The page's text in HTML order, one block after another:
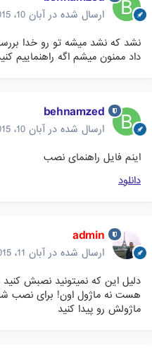
ارسال شده در آبان 10، 2015
نشد که نشد میشه تو رو خدا
داد ممنون میشم اگه راهنماییم
behnamzed
ارسال شده در آبان 10، 2015
اینم فایل راهنمای نصب
دانلود
admin
ارسال شده در آبان 11، 2015
دلیل این که نمیتونید نصبش
هست نه ماژول اون! برای نصب
ماژولش رو پیدا کنید